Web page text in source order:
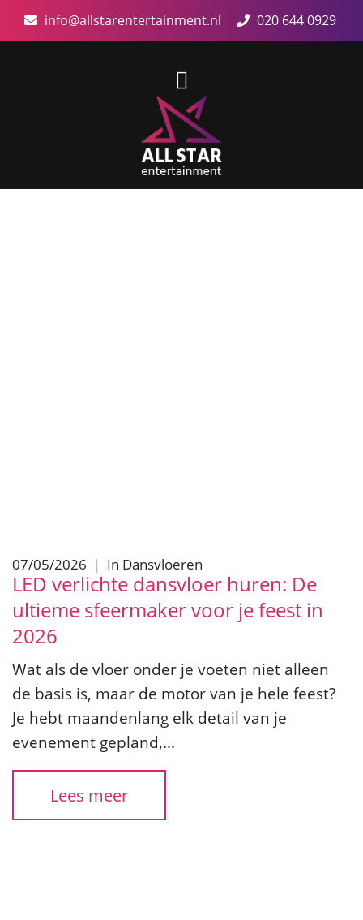
info@allstarentertainment.nl 020 644 0929
07/05/2026 | In Dansvloeren
LED verlichte dansvloer huren: De
ultieme sfeermaker voor je feest in
2026
Wat als de vloer onder je voeten niet alleen
de basis is, maar de motor van je hele feest?
Je hebt maandenlang elk detail van je
evenement gepland,…
Lees meer